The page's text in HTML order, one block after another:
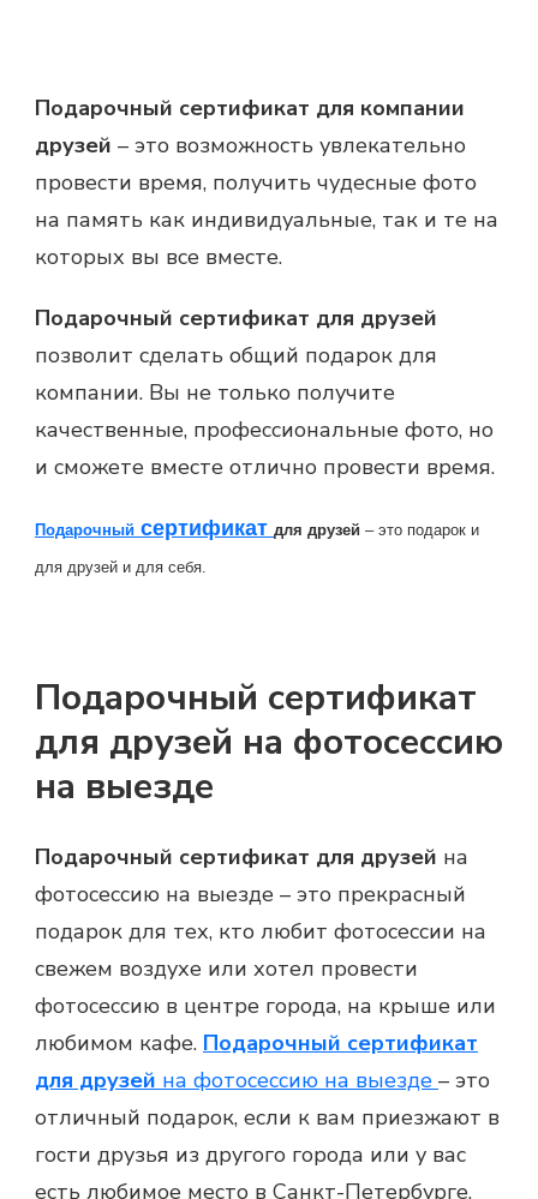
Подарочный сертификат для компании
друзей – это возможность увлекательно
провести время, получить чудесные фото
на память как индивидуальные, так и те на
которых вы все вместе.
Подарочный сертификат для друзей
позволит сделать общий подарок для
компании. Вы не только получите
качественные, профессиональные фото, но
и сможете вместе отлично провести время.
Подарочный сертификат для друзей – это подарок и
для друзей и для себя.
Подарочный сертификат
для друзей на фотосессию
на выезде
Подарочный сертификат для друзей на
фотосессию на выезде – это прекрасный
подарок для тех, кто любит фотосессии на
свежем воздухе или хотел провести
фотосессию в центре города, на крыше или
любимом кафе. Подарочный сертификат
для друзей на фотосессию на выезде – это
отличный подарок, если к вам приезжают в
гости друзья из другого города или у вас
есть любимое место в Санкт-Петербурге.